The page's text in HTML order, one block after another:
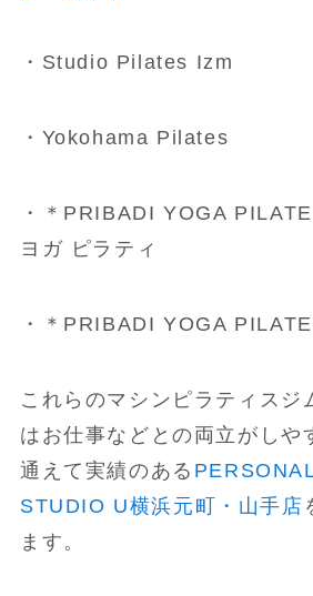
・Studio Pilates Izm
・Yokohama Pilates
・＊PRIBADI YOGA
ヨガ ピラティ
・＊PRIBADI YOGA
これらのマシンピラティスジ
はお仕事などとの両立がしや
通えて実績のある
STUDIO U横浜元町・山手店
ます。